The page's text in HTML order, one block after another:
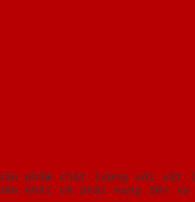
phẩm chất lượng với
nhất và phải mang đến